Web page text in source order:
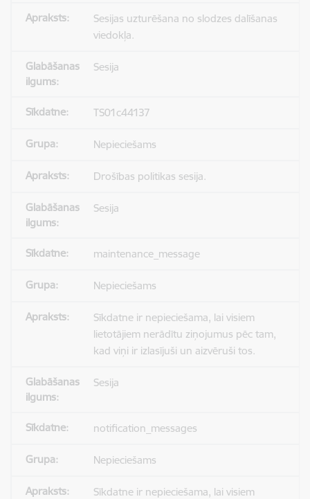
Sesijas uzturēšana no slodzes dalīšanas
viedokļa.
Sesija
TS01c44137
Nepieciešams
Drošības politikas sesija.
Sesija
maintenance_message
Nepieciešams
Sīkdatne ir nepieciešama, lai visiem
lietotājiem nerādītu ziņojumus pēc tam,
kad viņi ir izlasījuši un aizvēruši tos.
Sesija
notification_messages
Nepieciešams
Sīkdatne ir nepieciešama, lai visiem